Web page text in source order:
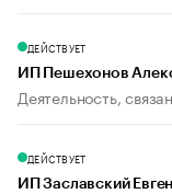
ДЕЙСТВУЕТ
ИП Пешехонов
Деятельность,
ДЕЙСТВУЕТ
ИП Заславский